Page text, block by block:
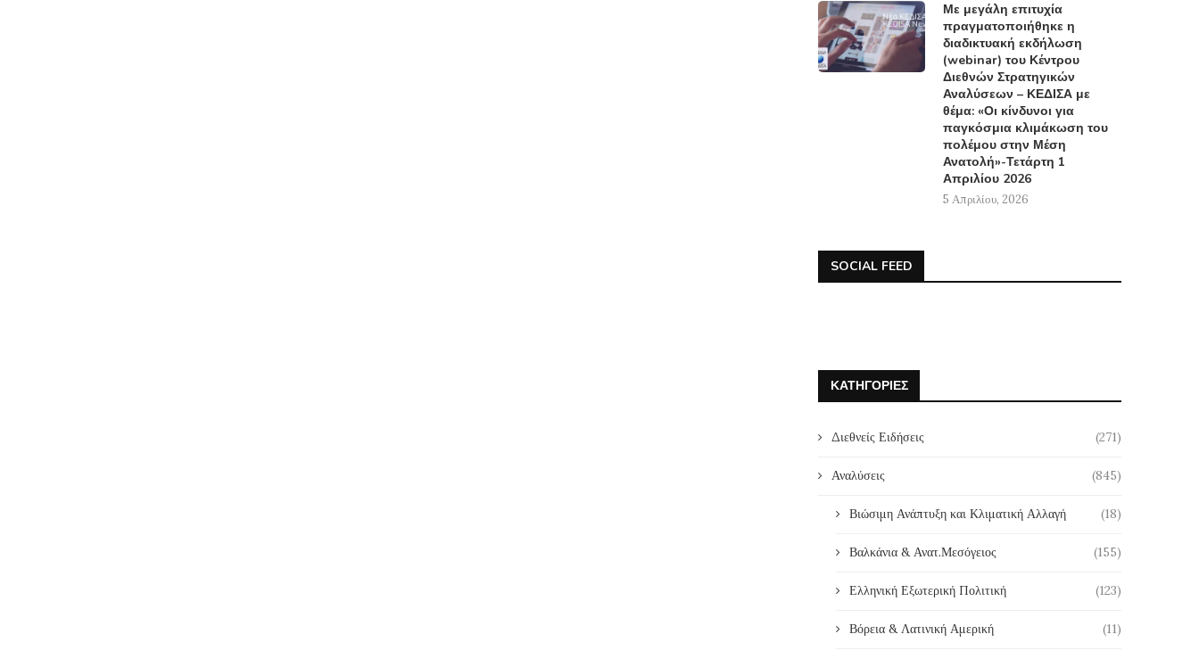
Με μεγάλη επιτυχία
πραγματοποιήθηκε η
διαδικτυακή εκδήλωση
(webinar) του Κέντρου
Διεθνών Στρατηγικών
Αναλύσεων – ΚΕΔΙΣΑ με
θέμα: «Οι κίνδυνοι για
παγκόσμια κλιμάκωση του
πολέμου στην Μέση
Ανατολή»-Τετάρτη 1
Απριλίου 2026
5 Απριλίου, 2026
SOCIAL FEED
ΚΑΤΗΓΟΡΊΕΣ
Διεθνείς Ειδήσεις (271)
Αναλύσεις (845)
Βιώσιμη Ανάπτυξη και Κλιματική Αλλαγή (18)
Βαλκάνια & Ανατ.Μεσόγειος (155)
Ελληνική Εξωτερική Πολιτική (123)
Βόρεια & Λατινική Αμερική (11)